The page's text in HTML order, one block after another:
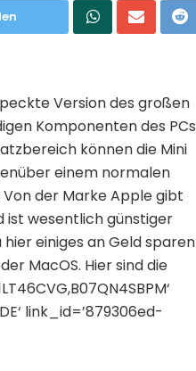
Version des großen
Komponenten des PCs
können die Mini
einem normalen
der Marke Apple gibt
ist wesentlich günstiger
einiges an Geld sparen
MacOS. Hier sind die
link_id=’879306ed-